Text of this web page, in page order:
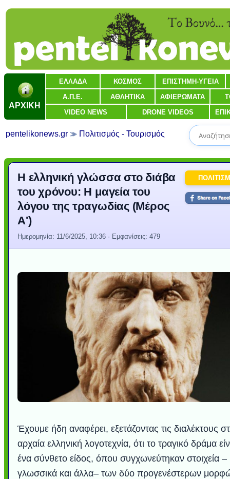
ΑΡΧΙΚΗ
ΕΛΛΑΔΑ ΚΟΣΜΟΣ ΕΠΙΣΤΗΜΗ-ΥΓΕΙΑ
Α.Π.Ε. ΑΘΛΗΤΙΚΑ ΑΦΙΕΡΩΜΑΤΑ
VIDEO NEWS DRONE VIDEOS
pentelikonews.gr Πολιτισμός - Τουρισμός
Η ελληνική γλώσσα στο διάβα
του χρόνου: Η μαγεία του
λόγου της τραγωδίας (Μέρος
Α')
Ημερομηνία: 11/6/2025, 10:36 · Εμφανίσεις: 479
Έχουμε ήδη αναφέρει, εξετάζοντας τις διαλέκτους
αρχαία ελληνική λογοτεχνία, ότι το τραγικό δράμα
ένα σύνθετο είδος, όπου συγχωνεύτηκαν στοιχεία –
γλωσσικά και άλλα– των δύο προγενέστερων